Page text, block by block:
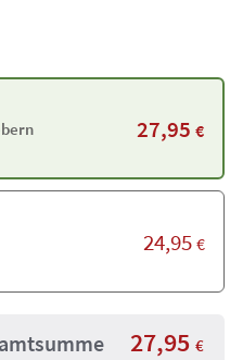
27,95 €
24,95 €
27,95 €